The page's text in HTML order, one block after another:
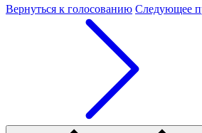
Вернуться к голосованию Следующее